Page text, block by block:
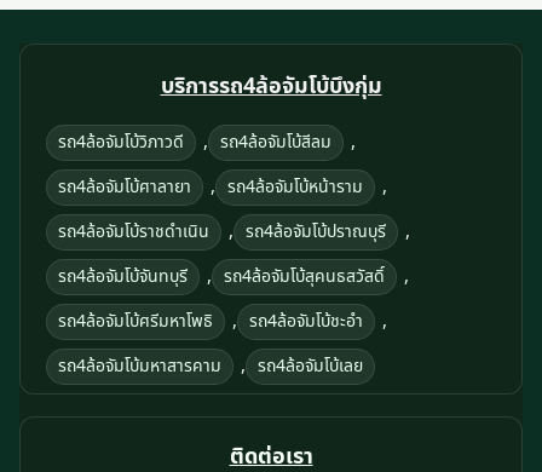
บริการรถ4ล้อจัมโบ้บึงกุ่ม
รถ4ล้อจัมโบ้วิภาวดี , รถ4ล้อจัมโบ้สีลม ,
รถ4ล้อจัมโบ้ศาลายา , รถ4ล้อจัมโบ้หน้าราม ,
รถ4ล้อจัมโบ้ราชดำเนิน , รถ4ล้อจัมโบ้ปราณบุรี ,
รถ4ล้อจัมโบ้จันทบุรี , รถ4ล้อจัมโบ้สุคนธสวัสดิ์ ,
รถ4ล้อจัมโบ้ศรีมหาโพธิ , รถ4ล้อจัมโบ้ชะอำ ,
รถ4ล้อจัมโบ้มหาสารคาม , รถ4ล้อจัมโบ้เลย
ติดต่อเรา